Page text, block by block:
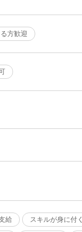
方歓迎
給 スキルが身に付く